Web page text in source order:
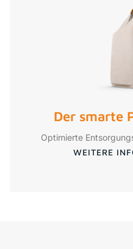
Der smarte
Optimierte
WEITERE